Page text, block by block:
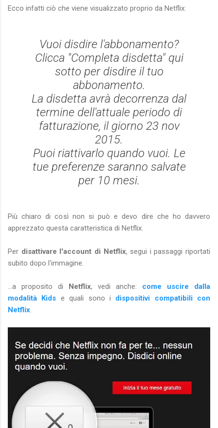
Ecco infatti ciò che viene visualizzato proprio da Netflix:
Vuoi disdire l'abbonamento?
Clicca "Completa disdetta" qui
sotto per disdire il tuo
abbonamento.
La disdetta avrà decorrenza dal
termine dell'attuale periodo di
fatturazione, il giorno 23 nov
2015.
Puoi riattivarlo quando vuoi. Le
tue preferenze saranno salvate
per 10 mesi.
Più chiaro di così non si può e devo dire che ho davvero
apprezzato questa caratteristica di Netflix.
Per disattivare l'account di Netflix, segui i passaggi riportati
subito dopo l'immagine.
...a proposito di Netflix, vedi anche: come uscire dalla
modalità Kids e quali sono i dispositivi compatibili con
Netflix.